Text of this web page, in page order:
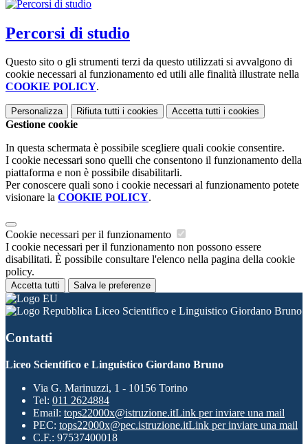
Percorsi di studio
Questo sito o gli strumenti terzi da questo utilizzati si avvalgono di
cookie necessari al funzionamento ed utili alle finalità illustrate nella
COOKIE POLICY.
Personalizza Rifiuta tutti i cookies Accetta tutti i cookies
Gestione cookie
In questa schermata è possibile scegliere quali cookie consentire.
I cookie necessari sono quelli che consentono il funzionamento della
piattaforma e non è possibile disabilitarli.
Per conoscere quali sono i cookie necessari al funzionamento potete
visionare la COOKIE POLICY.
Cookie necessari per il funzionamento
I cookie necessari per il funzionamento non possono essere
disabilitati. È possibile consultare l'elenco nella pagina della cookie
policy.
Accetta tutti Salva le preferenze
Liceo Scientifico e Linguistico Giordano Bruno
Contatti
Liceo Scientifico e Linguistico Giordano Bruno
Via G. Marinuzzi, 1 - 10156 Torino
Tel: 011 2624884
Email: tops22000x@istruzione.itLink per inviare una mail
PEC: tops22000x@pec.istruzione.itLink per inviare una mail
C.F.: 97537400018